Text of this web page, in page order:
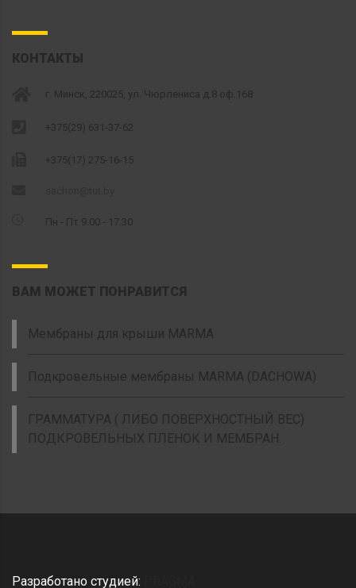
КОНТАКТЫ
г. Минск, 220025, ул. Чюрлениса д.8 оф.168
+375(29) 631-37-62
+375(17) 275-16-15
Пн - Пт 9.00 - 17.30
ВАМ МОЖЕТ ПОНРАВИТСЯ
Мембраны для крыши MARMA
Подкровельные мембраны MARMA (DACHOWA)
ГРАММАТУРА ( ЛИБО ПОВЕРХНОСТНЫЙ ВЕС)
ПОДКРОВЕЛЬНЫХ ПЛЕНОК И МЕМБРАН.
Разработано студией: